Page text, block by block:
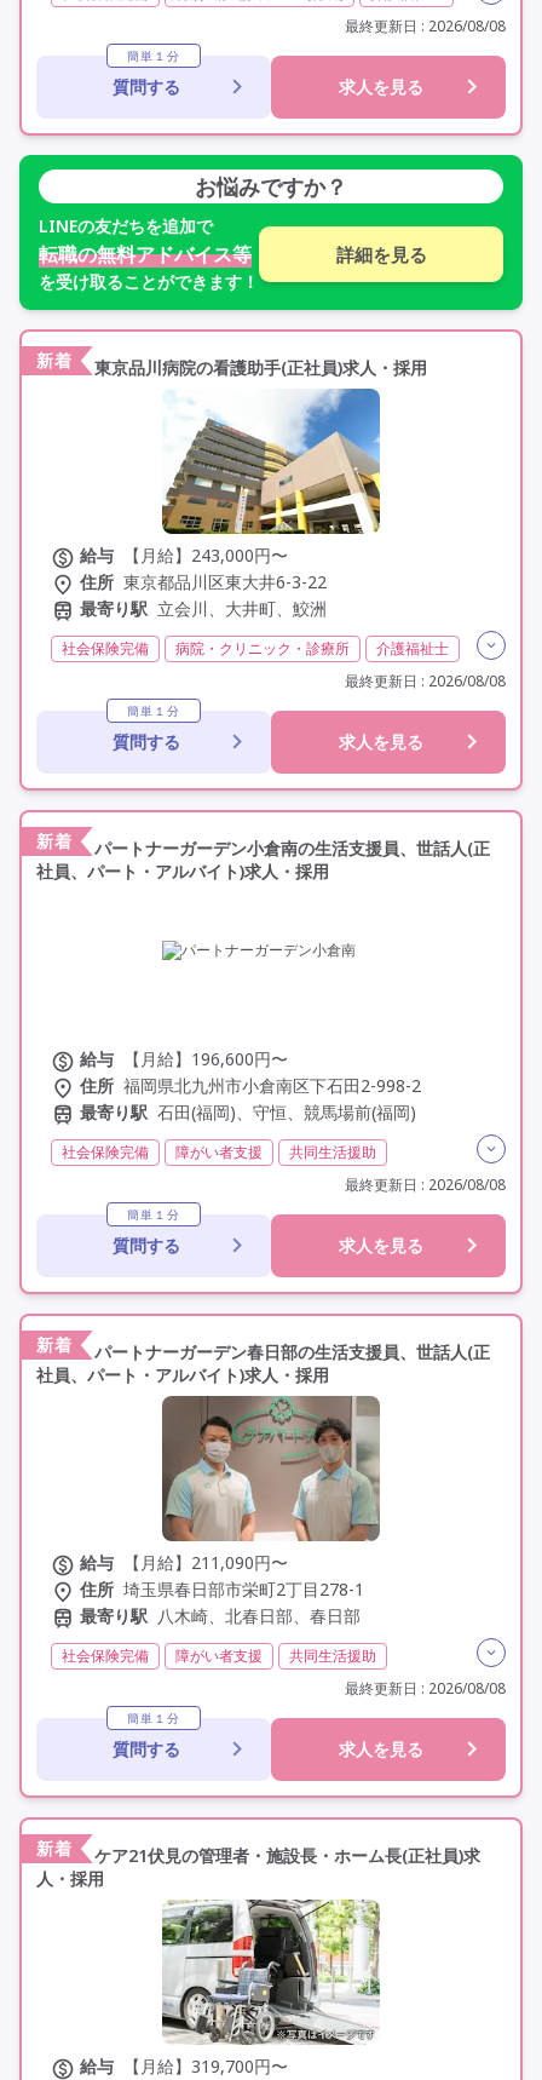
残業月20時間以内
交通費支給
託児所・保育支援あり
年間休日110日以上
学歴不問
定年60歳以上
最終更新日 : 2026/08/08
簡単１分
質問する 求人を見る
お悩みですか？
LINEの友だちを追加で
転職の無料アドバイス等
を受け取ることができます！
詳細を見る
新着 東京品川病院の看護助手(正社員)求人・採用
給与
【月給】243,000円〜
住所 東京都品川区東大井6-3-22
最寄り駅 立会川、大井町、鮫洲
社会保険完備 病院・クリニック・診療所
介護福祉士
初任者研修(ヘルパー2級)
夜勤専従 残業月20時間以内
常勤
交通費支給
年間休日110日以上
学歴不問
定年65歳以上 駅近
最終更新日 : 2026/08/08
簡単１分
質問する 求人を見る
新着
パートナーガーデン小倉南の生活支援員、世話人(正
社員、パート・アルバイト)求人・採用
給与
【月給】196,600円〜
住所 福岡県北九州市小倉南区下石田2-998-2
最寄り駅 石田(福岡)、守恒、競馬場前(福岡)
社会保険完備 障がい者支援
共同生活援助
実務者研修(ヘルパー1級)
初任者研修(ヘルパー2級)
社会福祉士
無資格
精神保健福祉士
夜勤専従
残業月20時間以内
非常勤
オープニングスタッフ
オープン3年以内
交通費支給
年間休日110日以上
学歴不問
未経験歓迎 定年60歳以上
定年65歳以上
駅近
最終更新日 : 2026/08/08
簡単１分
質問する 求人を見る
新着
パートナーガーデン春日部の生活支援員、世話人(正
社員、パート・アルバイト)求人・採用
給与
【月給】211,090円〜
住所 埼玉県春日部市栄町2丁目278-1
最寄り駅 八木崎、北春日部、春日部
社会保険完備 障がい者支援
共同生活援助
実務者研修(ヘルパー1級)
初任者研修(ヘルパー2級)
社会福祉士
無資格
精神保健福祉士
夜勤専従
残業月20時間以内
非常勤
オープン3年以内
交通費支給
年間休日110日以上
学歴不問
未経験歓迎
定年60歳以上 定年65歳以上
最終更新日 : 2026/08/08
簡単１分
質問する 求人を見る
新着
ケア21伏見の管理者・施設長・ホーム長(正社員)求
人・採用
給与
【月給】319,700円〜